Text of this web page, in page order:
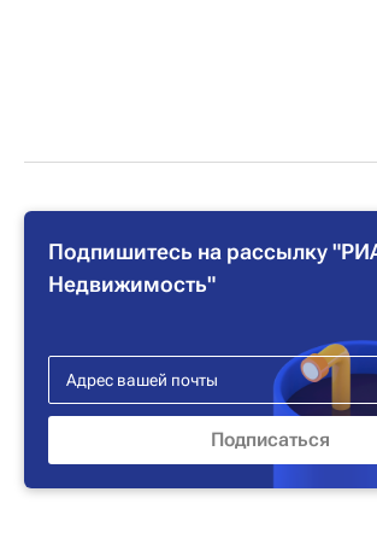
Подпишитесь на рассылку
Недвижимость"